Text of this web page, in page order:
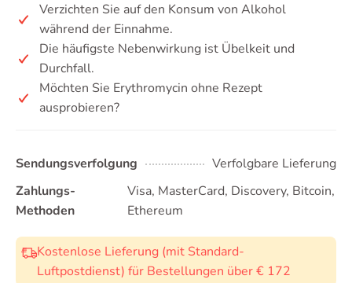
Verzichten Sie auf den Konsum von Alkohol
während der Einnahme.
Die häufigste Nebenwirkung ist Übelkeit und
Durchfall.
Möchten Sie Erythromycin ohne Rezept
ausprobieren?
Sendungsverfolgung
Verfolgbare Lieferung
Zahlungs-
Methoden
Visa, MasterCard, Discovery, Bitcoin,
Ethereum
Kostenlose Lieferung (mit Standard-
Luftpostdienst) für Bestellungen über € 172